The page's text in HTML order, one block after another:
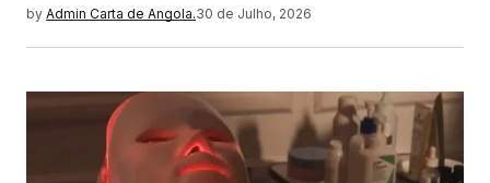
by Admin Carta de Angola.30 de Julho, 2026